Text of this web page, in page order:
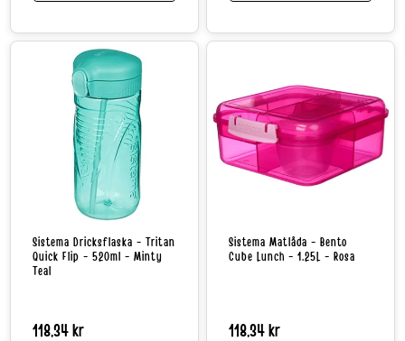
Sistema Dricksflaska - Tritan
Quick Flip - 520ml - Minty
Teal
Normalpris
118,34 kr
Sistema Matlåda - Bento
Cube Lunch - 1.25L - Rosa
Normalpris
118,34 kr